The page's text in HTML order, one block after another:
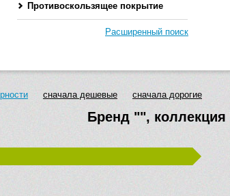
Противоскользящее покрытие
Расширенный поиск
сначала дешевые сначала дорогие
Бренд "", коллекция